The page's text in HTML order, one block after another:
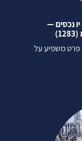
נכסים —
פרט משפיע על